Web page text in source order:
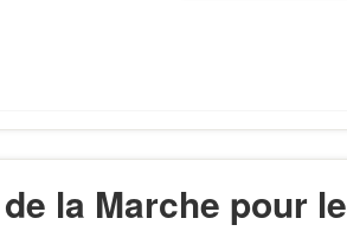
la Marche pour le